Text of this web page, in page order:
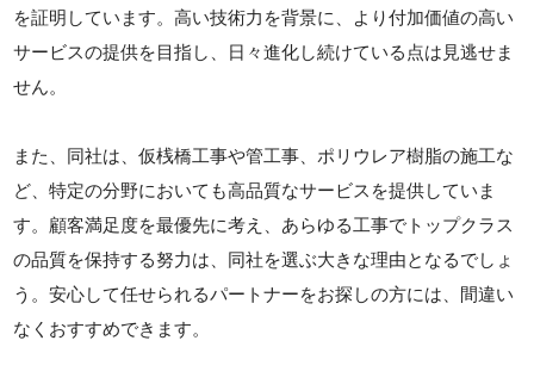
を証明しています。高い技術力を背景に、より付加価値の高い
サービスの提供を目指し、日々進化し続けている点は見逃せま
せん。
また、同社は、仮桟橋工事や管工事、ポリウレア樹脂の施工な
ど、特定の分野においても高品質なサービスを提供していま
す。顧客満足度を最優先に考え、あらゆる工事でトップクラス
の品質を保持する努力は、同社を選ぶ大きな理由となるでしょ
う。安心して任せられるパートナーをお探しの方には、間違い
なくおすすめできます。